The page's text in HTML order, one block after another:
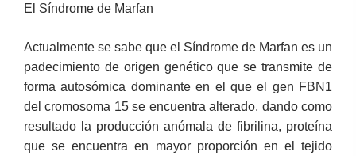
El Síndrome de Marfan
Actualmente se sabe que el Síndrome de Marfan es un
padecimiento de origen genético que se transmite de
forma autosómica dominante en el que el gen FBN1
del cromosoma 15 se encuentra alterado, dando como
resultado la producción anómala de fibrilina, proteína
que se encuentra en mayor proporción en el tejido